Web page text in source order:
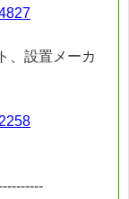
、設置メーカ